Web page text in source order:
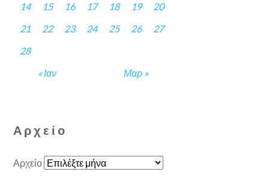
« Ιαν Μαρ »
14
15 16 17 18 19
20
21
22 23 24 25 26
27
28
Αρχείο
Αρχείο